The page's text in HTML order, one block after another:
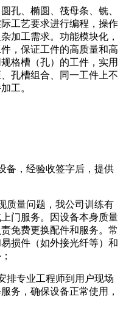
孔、椭圆、筏母条、铣、
工艺要求进行编程，操作
加工需求。功能模块化，
，保证工件的高质量和高
格槽（孔）的工件，实用
孔槽组合、同一工件上不
工。
备，经验收签字后，提供
质量问题，我公司训练有
门服务。因设备本身质量
免费更换配件和服务。常
损件（如外接光纤等）和
排专业工程师到用户现场
务，确保设备正常使用，